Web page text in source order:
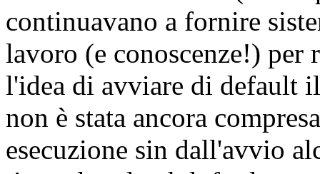
continuavano a fornire
lavoro (e conoscenze!)
l'idea di avviare di default il
non è stata ancora
esecuzione sin dall'avvio